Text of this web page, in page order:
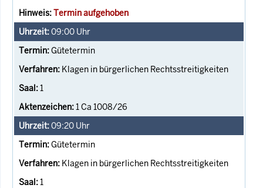
Termin aufgehoben
09:00 Uhr
Gütetermin
Klagen in bürgerlichen Rechtsstreitigkeiten
1
1 Ca 1008/26
09:20 Uhr
Gütetermin
Klagen in bürgerlichen Rechtsstreitigkeiten
1